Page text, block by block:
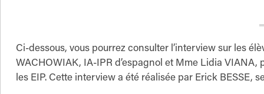
Ci-dessous, vous pourrez consulter l’interview sur les
WACHOWIAK, IA-IPR d’espagnol et Mme Lidia
les EIP. Cette interview a été réalisée par Erick BESSE,